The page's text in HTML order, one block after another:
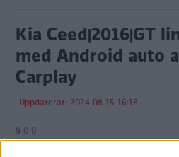
Kia Ceed|2016|GT
med Android auto
Carplay
Uppdaterat: 2024-08-15 16:18
9 0 0